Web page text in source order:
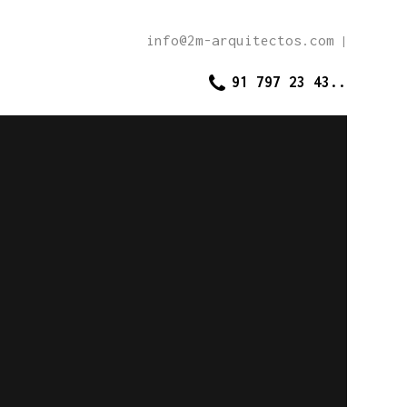
info@2m-arquitectos.com
91 797 23 43..